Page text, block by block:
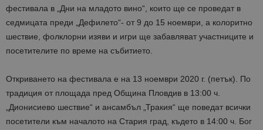
фестивала в „Дни на младото вино“, които ще се проведат в
седмицата преди „Дефилето“- от 9 до 15 ноември, а колоритно
шествие, фолклорни изяви и игри ще забавляват участниците и
посетителите по време на събитието.
Откриването на фестивала е на 13 ноември 2020 г. (петък). По
традиция от площада пред Община Пловдив в 13:00 ч.
„Дионисиево шествие“ и ансамбъл „Тракия“ ще поведат всички
посетители към началото на Стария град, където в 14:00 ч. Бог